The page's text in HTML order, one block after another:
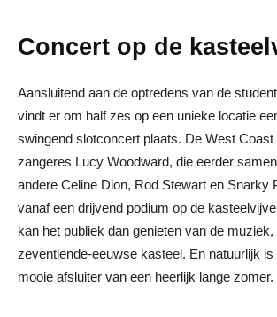
Concert op de
Aansluitend aan de optredens van de
vindt er om half zes op een unieke locatie
swingend slotconcert plaats. De West Coast
zangeres Lucy Woodward, die eerder
andere Celine Dion, Rod Stewart en Snarky
vanaf een drijvend podium op de
kan het publiek dan genieten van de muziek,
zeventiende-eeuwse kasteel. En natuurlijk
mooie afsluiter van een heerlijk lange zomer.